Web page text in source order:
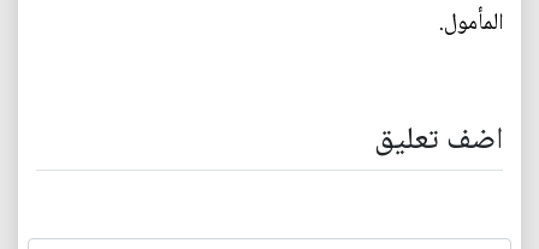
المأمول.
اضف تعليق